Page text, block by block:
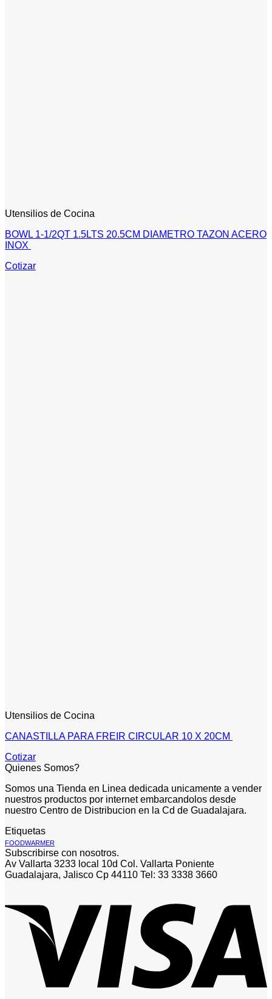
Utensilios de Cocina
BOWL 1-1/2QT 1.5LTS 20.5CM DIAMETRO TAZON ACERO
INOX
Cotizar
Utensilios de Cocina
CANASTILLA PARA FREIR CIRCULAR 10 X 20CM
Cotizar
Quienes Somos?
Somos una Tienda en Linea dedicada unicamente a vender
nuestros productos por internet embarcandolos desde
nuestro Centro de Distribucion en la Cd de Guadalajara.
Etiquetas
FOODWARMER
Subscribirse con nosotros.
Av Vallarta 3233 local 10d Col. Vallarta Poniente
Guadalajara, Jalisco Cp 44110 Tel: 33 3338 3660